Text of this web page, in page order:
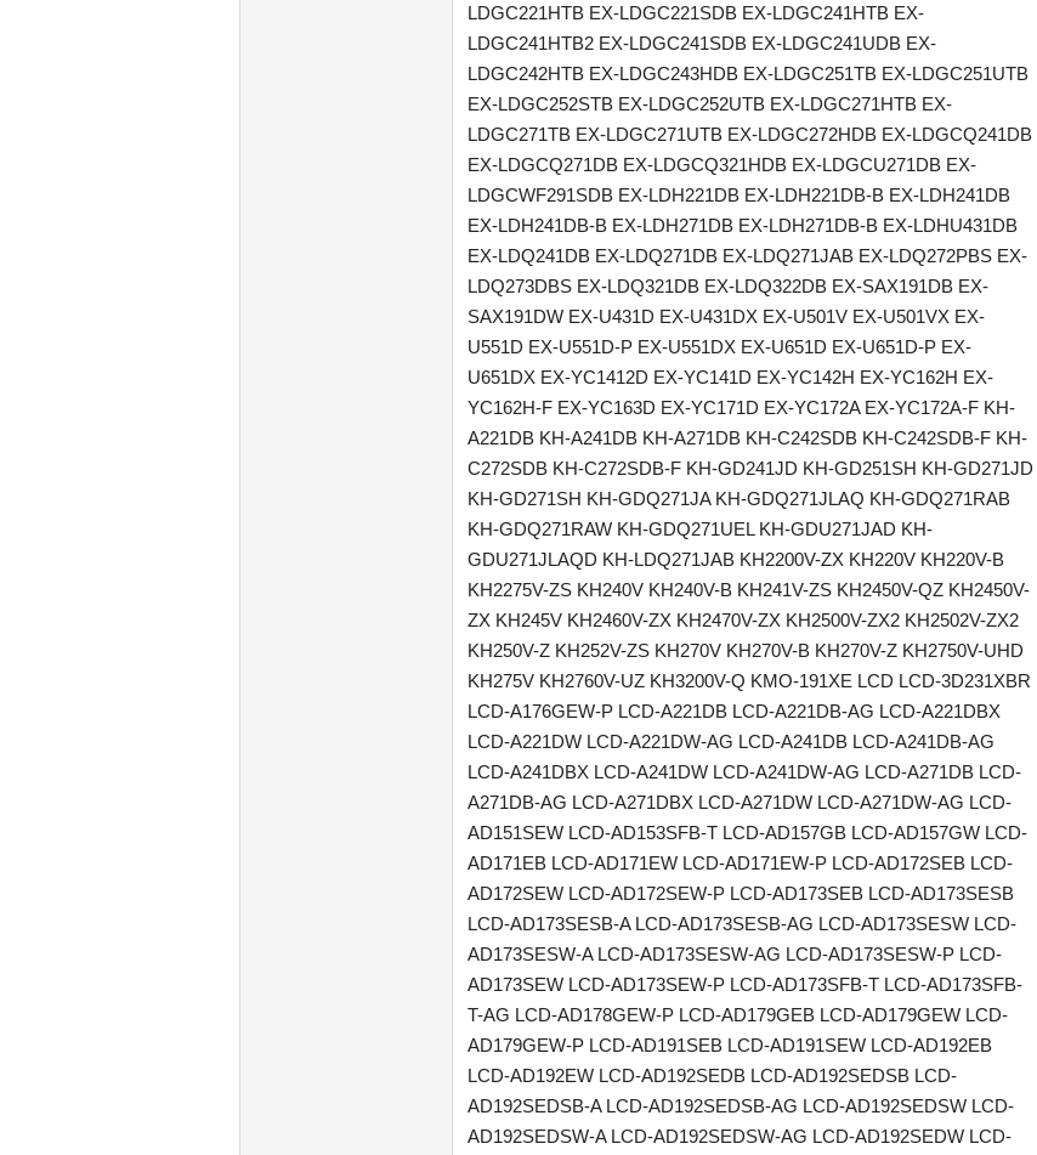
LDGC221HTB EX-LDGC221SDB EX-LDGC241HTB EX-
LDGC241HTB2 EX-LDGC241SDB EX-LDGC241UDB EX-
LDGC242HTB EX-LDGC243HDB EX-LDGC251TB EX-LDGC251UTB
EX-LDGC252STB EX-LDGC252UTB EX-LDGC271HTB EX-
LDGC271TB EX-LDGC271UTB EX-LDGC272HDB EX-LDGCQ241DB
EX-LDGCQ271DB EX-LDGCQ321HDB EX-LDGCU271DB EX-
LDGCWF291SDB EX-LDH221DB EX-LDH221DB-B EX-LDH241DB
EX-LDH241DB-B EX-LDH271DB EX-LDH271DB-B EX-LDHU431DB
EX-LDQ241DB EX-LDQ271DB EX-LDQ271JAB EX-LDQ272PBS EX-
LDQ273DBS EX-LDQ321DB EX-LDQ322DB EX-SAX191DB EX-
SAX191DW EX-U431D EX-U431DX EX-U501V EX-U501VX EX-
U551D EX-U551D-P EX-U551DX EX-U651D EX-U651D-P EX-
U651DX EX-YC1412D EX-YC141D EX-YC142H EX-YC162H EX-
YC162H-F EX-YC163D EX-YC171D EX-YC172A EX-YC172A-F KH-
A221DB KH-A241DB KH-A271DB KH-C242SDB KH-C242SDB-F KH-
C272SDB KH-C272SDB-F KH-GD241JD KH-GD251SH KH-GD271JD
KH-GD271SH KH-GDQ271JA KH-GDQ271JLAQ KH-GDQ271RAB
KH-GDQ271RAW KH-GDQ271UEL KH-GDU271JAD KH-
GDU271JLAQD KH-LDQ271JAB KH2200V-ZX KH220V KH220V-B
KH2275V-ZS KH240V KH240V-B KH241V-ZS KH2450V-QZ KH2450V-
ZX KH245V KH2460V-ZX KH2470V-ZX KH2500V-ZX2 KH2502V-ZX2
KH250V-Z KH252V-ZS KH270V KH270V-B KH270V-Z KH2750V-UHD
KH275V KH2760V-UZ KH3200V-Q KMO-191XE LCD LCD-3D231XBR
LCD-A176GEW-P LCD-A221DB LCD-A221DB-AG LCD-A221DBX
LCD-A221DW LCD-A221DW-AG LCD-A241DB LCD-A241DB-AG
LCD-A241DBX LCD-A241DW LCD-A241DW-AG LCD-A271DB LCD-
A271DB-AG LCD-A271DBX LCD-A271DW LCD-A271DW-AG LCD-
AD151SEW LCD-AD153SFB-T LCD-AD157GB LCD-AD157GW LCD-
AD171EB LCD-AD171EW LCD-AD171EW-P LCD-AD172SEB LCD-
AD172SEW LCD-AD172SEW-P LCD-AD173SEB LCD-AD173SESB
LCD-AD173SESB-A LCD-AD173SESB-AG LCD-AD173SESW LCD-
AD173SESW-A LCD-AD173SESW-AG LCD-AD173SESW-P LCD-
AD173SEW LCD-AD173SEW-P LCD-AD173SFB-T LCD-AD173SFB-
T-AG LCD-AD178GEW-P LCD-AD179GEB LCD-AD179GEW LCD-
AD179GEW-P LCD-AD191SEB LCD-AD191SEW LCD-AD192EB
LCD-AD192EW LCD-AD192SEDB LCD-AD192SEDSB LCD-
AD192SEDSB-A LCD-AD192SEDSB-AG LCD-AD192SEDSW LCD-
AD192SEDSW-A LCD-AD192SEDSW-AG LCD-AD192SEDW LCD-